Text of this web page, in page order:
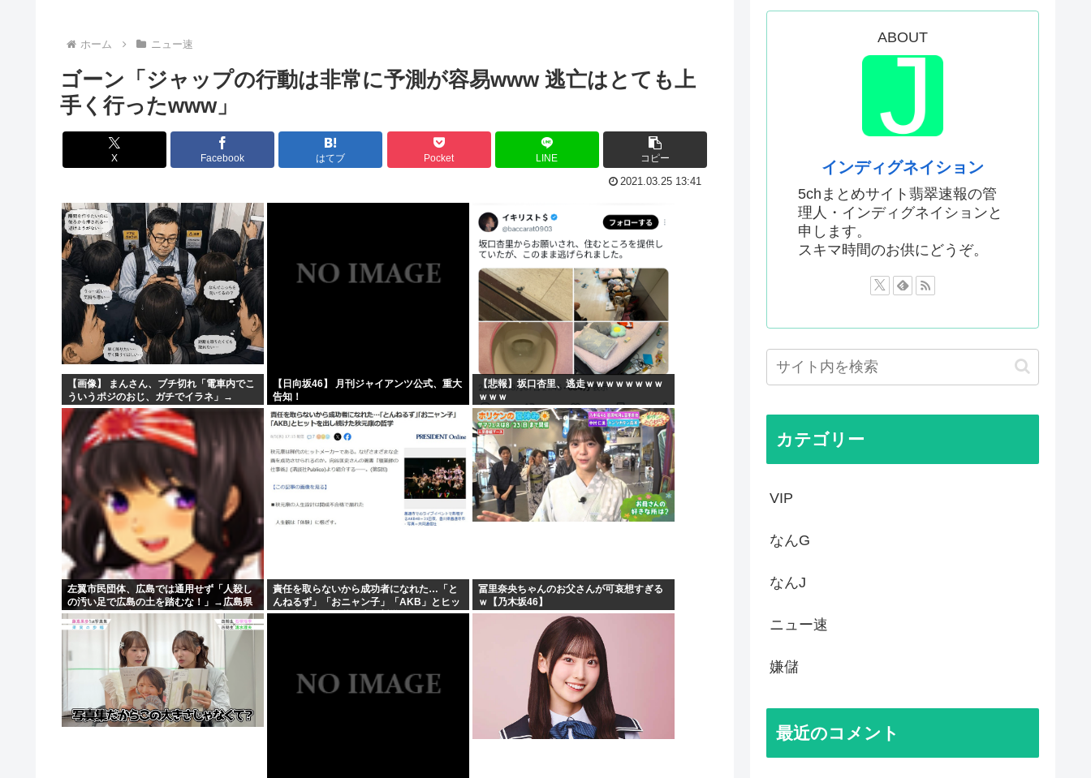
【予想外】アメリカ人の白人女に先祖を聞いたら衝撃的なこと...
【悲報】堀大輔さん、寝る間も惜しんでレスバ祭りwww
【悲報】佐藤二朗さん主演の「踊る」スピンオフ作品、結局撮...
【謎】女「43億円注文して……キャンセルっと！」←こいつ...
【衝撃】ロドリ、レアル入り目前から一転バルサ加入へ 4年...
【朗報】横浜F・マリノス三井寺眞、16歳4カ月5日で史上...
【悲報】佐倉綾音(32)、悠木碧（34）、早見沙織（35...
【困惑】カルピス「原液を5倍に希釈してください」←意味が...
【画像】NHKの素朴な女子アナが可愛すぎる
【朗報】仙台育英のチア、今年も爆乳ワキ見せ祭りがシコすぎ...
【朗報】秋葉原、かつての活気が戻るwww
柄の部分が息子スティック。1600年前の爪そうじ具をイギ...
高市早苗「袴田さんを犯人だと思ってないわよ！判決が到底承...
【維新速報】副首都・大阪都「大阪万博の跡地を “お金持ち...
農水省「食料自給率37%で過去最低」 肥料は輸入ほぼ10...
工学博士「国民が反中に染まっているから自民党は勝った
ちいかわ、先週比209%www
韓国人「我が国がクウェート戦で行った審判買収が本当に深刻...
高市早苗さん、相手に発言させない面会が決まるwww
韓国人「台風で品不足になった沖縄のスーパーに行ってみたら...
【画像】ハンターハンターの新能力「ムテキング」、ガチで最...
インドネシアに「ドラえもん」16人 日本アニメの影響浸透
トランプ、2028年も大統領続投を示唆
ちいかわの映画、見れば見るほど儲かってしまうwww
【衝撃】 韓国人「日本の名門女子校、漫画のままかよ」
ホーム ニュー速
ゴーン「ジャップの行動は非常に予測が容易www 逃亡はとても上
手く行ったwww」
X Facebook はてブ Pocket LINE コピー
2021.03.25 13:41
【画像】 まんさん、ブチ切れ「電車内でこ
ういうポジのおじ、ガチでイラネ」→
【日向坂46】 月刊ジャイアンツ公式、重大
告知！
【悲報】坂口杏里、逃走ｗｗｗｗｗｗｗｗ
ｗｗｗ
左翼市民団体、広島では通用せず「人殺し
の汚い足で広島の土を踏むな！」→広島県
民「お前らの方が汚いんじゃ！」「ワシら
が広島県民じゃ」
責任を取らないから成功者になれた…「と
んねるず」「おニャン子」「AKB」とヒッ
トを出し続けた秋元康の哲学！！！
冨里奈央ちゃんのお父さんが可哀想すぎる
ｗ【乃木坂46】
ABOUT
インディグネイション
5chまとめサイト翡翠速報の管
理人・インディグネイションと
申します。
スキマ時間のお供にどうぞ。
カテゴリー
VIP
なんG
なんJ
ニュー速
嫌儲
最近のコメント